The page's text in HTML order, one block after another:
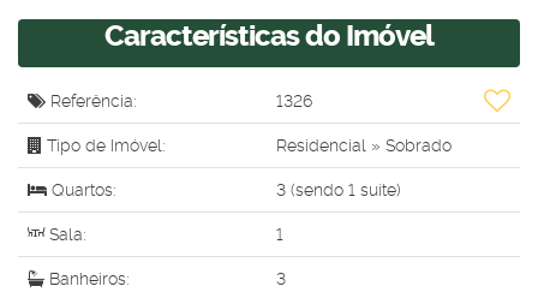
Características do Imóvel
Referência: 1326
Tipo de Imóvel: Residencial » Sobrado
Quartos: 3 (sendo 1 suíte)
Sala: 1
Banheiros: 3